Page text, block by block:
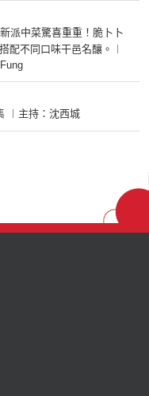
派中菜驚喜重重！脆卜卜
配不同口味干邑名釀。︱
︱主持：沈西城